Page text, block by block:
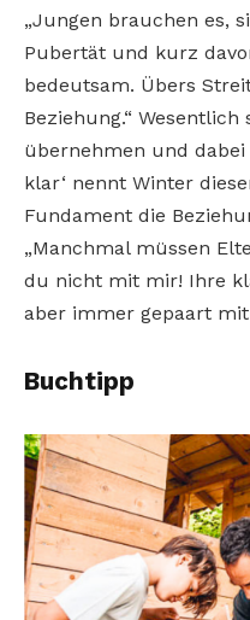
„Jungen brauchen es,
Pubertät und kurz
bedeutsam. Übers
Beziehung.“
übernehmen und dabei
klar‘ nennt Winter
Fundament die
„Manchmal müssen
du nicht mit mir! Ihre
aber immer gepaart
Buchtipp